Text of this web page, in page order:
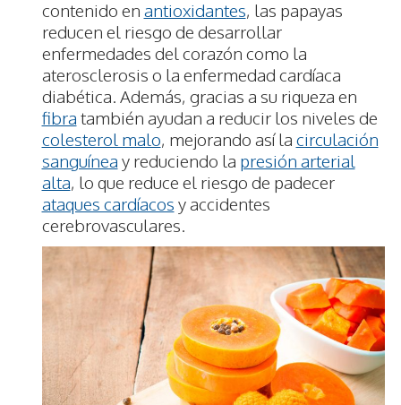
contenido en antioxidantes, las papayas
reducen el riesgo de desarrollar
enfermedades del corazón como la
aterosclerosis o la enfermedad cardíaca
diabética. Además, gracias a su riqueza en
fibra también ayudan a reducir los niveles de
colesterol malo, mejorando así la circulación
sanguínea y reduciendo la presión arterial
alta, lo que reduce el riesgo de padecer
ataques cardíacos y accidentes
cerebrovasculares.